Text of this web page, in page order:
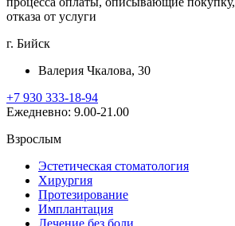
отказа от услуги
г. Бийск
Валерия Чкалова, 30
+7 930 333-18-94
Ежедневно: 9.00-21.00
Взрослым
Эстетическая стоматология
Хирургия
Протезирование
Имплантация
Лечение без боли